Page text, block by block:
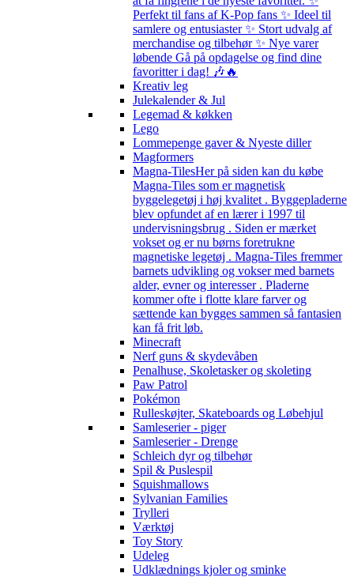
Perfekt til fans af K-Pop fans ✨ Ideel til
samlere og entusiaster ✨ Stort udvalg af
merchandise og tilbehør ✨ Nye varer
løbende Gå på opdagelse og find dine
favoritter i dag! 🎶🔥
Kreativ leg
Julekalender & Jul
Legemad & køkken
Lego
Lommepenge gaver & Nyeste diller
Magformers
Magna-TilesHer på siden kan du købe
Magna-Tiles som er magnetisk
byggelegetøj i høj kvalitet . Byggepladerne
blev opfundet af en lærer i 1997 til
undervisningsbrug . Siden er mærket
vokset og er nu børns foretrukne
magnetiske legetøj . Magna-Tiles fremmer
barnets udvikling og vokser med barnets
alder, evner og interesser . Pladerne
kommer ofte i flotte klare farver og
sættende kan bygges sammen så fantasien
kan få frit løb.
Minecraft
Nerf guns & skydevåben
Penalhuse, Skoletasker og skoleting
Paw Patrol
Pokémon
Rulleskøjter, Skateboards og Løbehjul
Samleserier - piger
Samleserier - Drenge
Schleich dyr og tilbehør
Spil & Puslespil
Squishmallows
Sylvanian Families
Trylleri
Værktøj
Toy Story
Udeleg
Udklædnings kjoler og sminke